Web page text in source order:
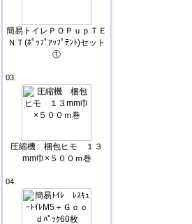
簡易トイレＰＯＰｕｐＴＥ
ＮＴ(ﾎﾟｯﾌﾟｱｯﾌﾟﾃﾝﾄ)セット
①
03.
圧縮機 梱包ヒモ １３
mm巾×５００ｍ巻
04.